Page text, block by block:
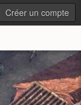
Créer un compte